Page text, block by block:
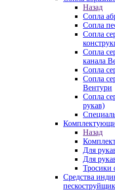
Назад
Сопла
Сопла
Сопла
Сопла
канала
Сопла
Сопла
Вентури
Сопла
рукав)
Назад
Для
Для
Тросики
Средства